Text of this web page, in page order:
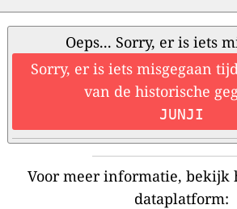
Oeps... Sorry, er is iets
Sorry, er is iets misgegaan
van de historische
JUNJI
Voor meer informatie, bekijk
dataplatform: